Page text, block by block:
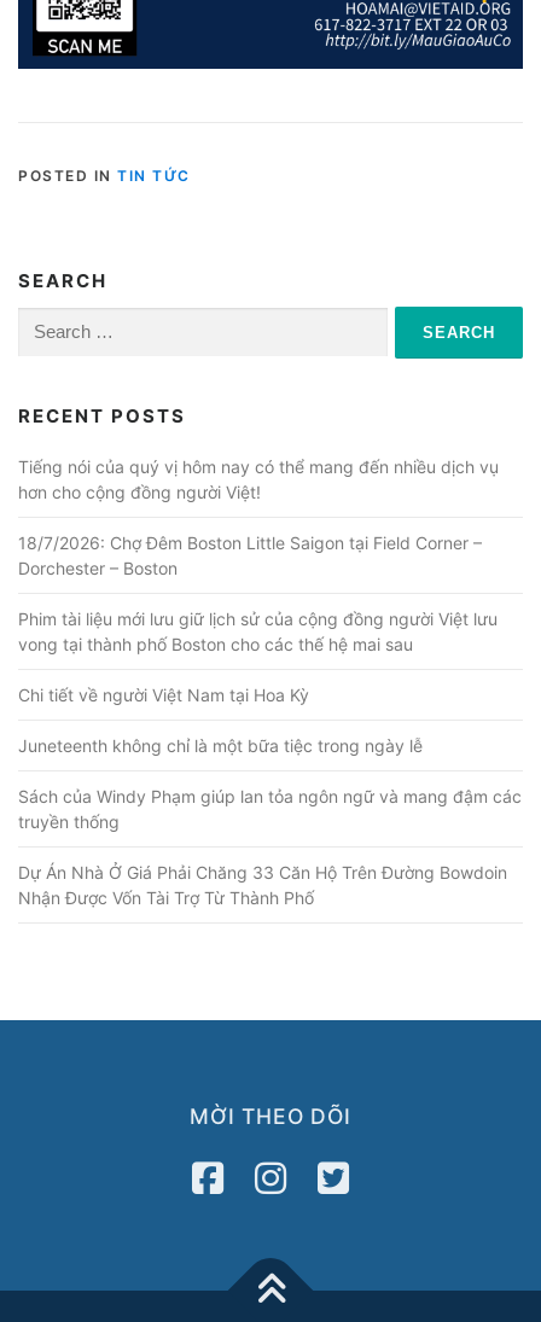
POSTED IN TIN TỨC
SEARCH
for:
RECENT POSTS
Tiếng nói của quý vị hôm nay có thể mang đến nhiều dịch vụ
hơn cho cộng đồng người Việt!
18/7/2026: Chợ Đêm Boston Little Saigon tại Field Corner –
Dorchester – Boston
Phim tài liệu mới lưu giữ lịch sử của cộng đồng người Việt lưu
vong tại thành phố Boston cho các thế hệ mai sau
Chi tiết về người Việt Nam tại Hoa Kỳ
Juneteenth không chỉ là một bữa tiệc trong ngày lễ
Sách của Windy Phạm giúp lan tỏa ngôn ngữ và mang đậm các
truyền thống
Dự Án Nhà Ở Giá Phải Chăng 33 Căn Hộ Trên Đường Bowdoin
Nhận Được Vốn Tài Trợ Từ Thành Phố
MỜI THEO DÕI